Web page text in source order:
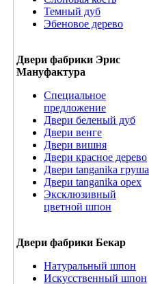
Темный дуб
Эбеновое дерево
Двери фабрики Эрис
Мануфактура
Специальное
предложение
Двери беленый дуб
Двери венге
Двери вишня
Двери красное дерево
Двери tanganika груша
Двери tanganika oрех
Эксклюзивный
цветной шпон
Двери фабрики Бекар
Натуральный шпон
Искусственный шпон